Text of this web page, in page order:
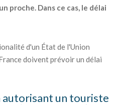
proche. Dans ce cas, le délai
d'un État de l'Union
doivent prévoir un délai
autorisant un touriste